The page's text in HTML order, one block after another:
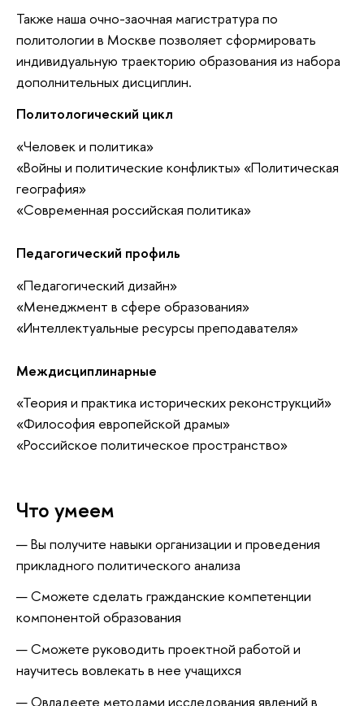
Также наша очно-заочная магистратура по
политологии в Москве позволяет сформировать
индивидуальную траекторию образования из набора
дополнительных дисциплин.
Политологический цикл
«Человек и политика»
«Войны и политические конфликты» «Политическая
география»
«Современная российская политика»
Педагогический профиль
«Педагогический дизайн»
«Менеджмент в сфере образования»
«Интеллектуальные ресурсы преподавателя»
Междисциплинарные
«Теория и практика исторических реконструкций»
«Философия европейской драмы»
«Российское политическое пространство»
Что умеем
Вы получите навыки организации и проведения
прикладного политического анализа
Сможете сделать гражданские компетенции
компонентой образования
Сможете руководить проектной работой и
научитесь вовлекать в нее учащихся
Овладеете методами исследования явлений в